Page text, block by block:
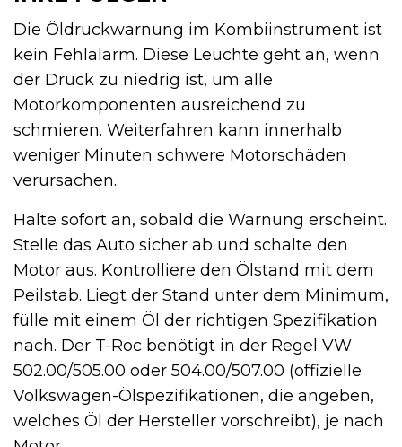
Die Öldruckwarnung im Kombiinstrument ist
kein Fehlalarm. Diese Leuchte geht an, wenn
der Druck zu niedrig ist, um alle
Motorkomponenten ausreichend zu
schmieren. Weiterfahren kann innerhalb
weniger Minuten schwere Motorschäden
verursachen.
Halte sofort an, sobald die Warnung erscheint.
Stelle das Auto sicher ab und schalte den
Motor aus. Kontrolliere den Ölstand mit dem
Peilstab. Liegt der Stand unter dem Minimum,
fülle mit einem Öl der richtigen Spezifikation
nach. Der T-Roc benötigt in der Regel VW
502.00/505.00 oder 504.00/507.00 (offizielle
Volkswagen-Ölspezifikationen, die angeben,
welches Öl der Hersteller vorschreibt), je nach